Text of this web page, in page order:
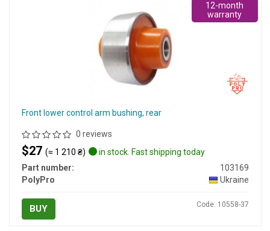
Front lower control arm bushing, rear
0 reviews
$27 (≈ 1 210 ₴)
in stock. Fast shipping today
Part number:
103169
PolyPro
Ukraine
BUY Code: 10558-37
12-month
warranty